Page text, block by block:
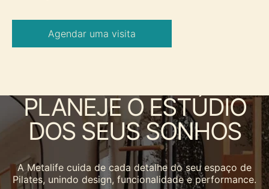
Agendar uma visita
PLANEJE O ESTÚDIO
DOS SEUS SONHOS
A Metalife cuida de cada detalhe do seu espaço de
Pilates, unindo design, funcionalidade e performance.